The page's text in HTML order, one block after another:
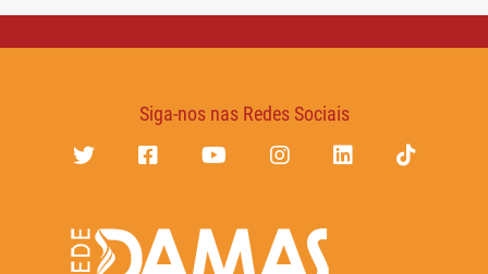
Siga-nos nas Redes Sociais